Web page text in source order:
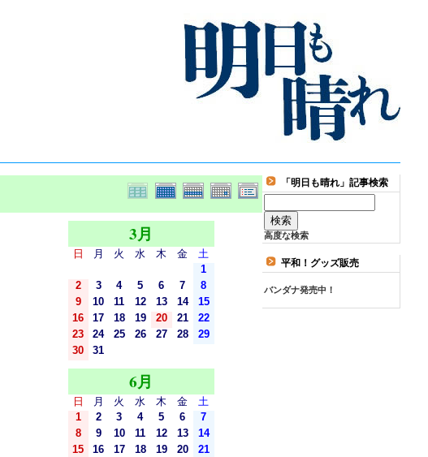
3月
日 月 火 水 木 金
土
1
2
3 4 5 6 7
8
9
10 11 12 13 14
15
16
17 18 19 20 21
22
23
24 25 26 27 28
29
30
31
6月
日 月 火 水 木 金
土
1
2 3 4 5 6
7
8
9 10 11 12 13
14
15
16 17 18 19 20
21
「明日も晴れ」記事検索
高度な検索
平和！グッズ販売
バンダナ発売中！